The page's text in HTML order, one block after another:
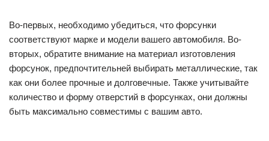
Во-первых, необходимо убедиться, что форсунки
соответствуют марке и модели вашего автомобиля. Во-
вторых, обратите внимание на материал изготовления
форсунок, предпочтительней выбирать металлические, так
как они более прочные и долговечные. Также учитывайте
количество и форму отверстий в форсунках, они должны
быть максимально совместимы с вашим авто.